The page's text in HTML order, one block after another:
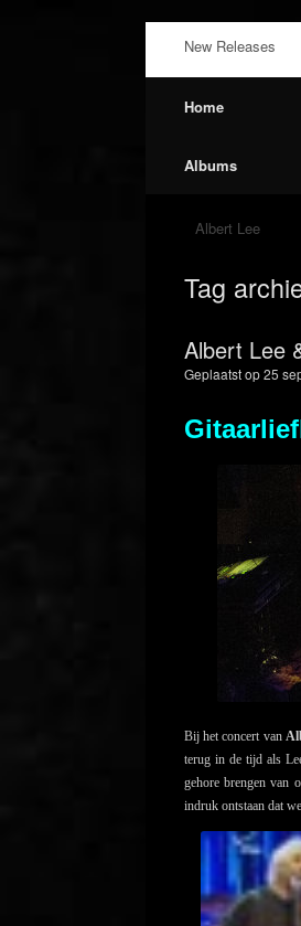
de
New Releases
Home
Albums
Albert Lee
Tag
Albert Lee
Geplaatst op25
Bij het concert van
terug in de tijd als
gehore brengen van
indruk ontstaan dat